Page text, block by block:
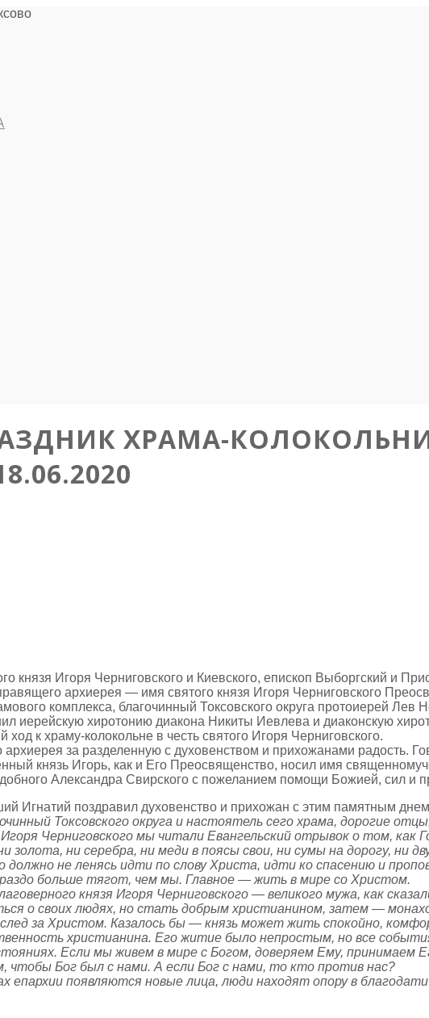
ХРАМА-КОЛОКОЛЬНИ
князя Игоря Черниговского и Киевского, епископ Выборгский и
архиерея — имя святого князя Игоря Черниговского
комплекса, благочинный Токсовского округа протоиерей Лев
иерейскую хиротонию диакона Никиты Иевлева и диаконскую
к храму-колокольне в честь святого Игоря Черниговского.
за разделенную с духовенством и прихожанами радость.
князь Игорь, как и Его Преосвященство, носил имя
Александра Свирского с пожеланием помощи Божией, сил и
Игнатий поздравил духовенство и прихожан с этим памятным
Токсовского округа и настоятель сего храма, дорогие
Черниговского мы читали Евангельский отрывок о том, как
золота, ни серебра, ни меди в поясы свои, ни сумы на дорогу,
не ленясь идти по слову Христа, идти ко спасению и
больше тягот, чем мы. Главное — жить в мире со Христом.
князя Игоря Черниговского — великого мужа, как
о своих людях, но стать добрым христианином, затем —
за Христом. Казалось бы — князь может жить спокойно,
христианина. Его житие было непростым, но все
Если мы живем в мире с Богом, доверяем Ему, принимаем
Бог был с нами. А если Бог с нами, то кто против нас?
епархии появляются новые лица, люди находят опору в